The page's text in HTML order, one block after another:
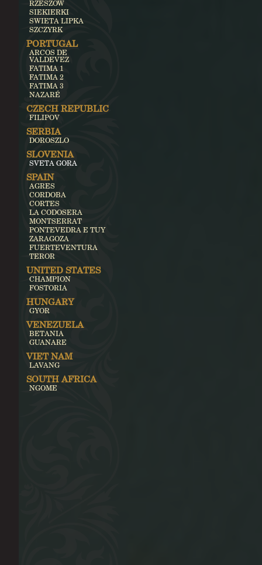
RZESZOW
SIEKIERKI
SWIETA LIPKA
SZCZYRK
PORTUGAL
ARCOS DE
VALDEVEZ
FATIMA 1
FATIMA 2
FATIMA 3
NAZARÉ
CZECH REPUBLIC
FILIPOV
SERBIA
DOROSZLO
SLOVENIA
SVETA GORA
SPAIN
AGRES
CORDOBA
CORTES
LA CODOSERA
MONTSERRAT
PONTEVEDRA E TUY
ZARAGOZA
FUERTEVENTURA
TEROR
UNITED STATES
CHAMPION
FOSTORIA
HUNGARY
GYOR
VENEZUELA
BETANIA
GUANARE
VIET NAM
LAVANG
SOUTH AFRICA
NGOME